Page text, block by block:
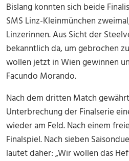
Bislang konnten sich beide
SMS Linz-Kleinmünchen
Linzerinnen. Aus Sicht der
bekanntlich da, um gebrochen
wollen jetzt in Wien gewinnen
Facundo Morando.
Nach dem dritten Match
Unterbrechung der Finalserie
wieder am Feld. Nach einem
Finalspiel. Nach sieben
lautet daher: „Wir wollen das